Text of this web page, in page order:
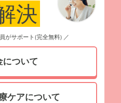
決
がサポート(完全無料) ／
について
ケアについて